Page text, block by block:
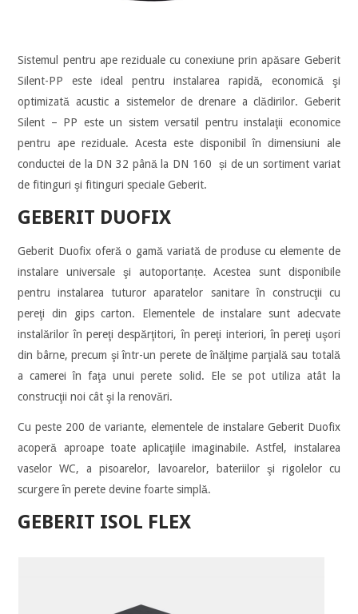
Sistemul pentru ape reziduale cu conexiune prin apăsare Geberit
Silent-PP este ideal pentru instalarea rapidă, economică şi
optimizată acustic a sistemelor de drenare a clădirilor. Geberit
Silent – PP este un sistem versatil pentru instalaţii economice
pentru ape reziduale. Acesta este disponibil în dimensiuni ale
conductei de la DN 32 până la DN 160 și de un sortiment variat
de fitinguri şi fitinguri speciale Geberit.
GEBERIT DUOFIX
Geberit Duofix oferă o gamă variată de produse cu elemente de
instalare universale şi autoportanțe. Acestea sunt disponibile
pentru instalarea tuturor aparatelor sanitare în construcţii cu
pereţi din gips carton. Elementele de instalare sunt adecvate
instalărilor în pereţi despărţitori, în pereţi interiori, în pereţi uşori
din bârne, precum şi într-un perete de înălţime parţială sau totală
a camerei în faţa unui perete solid. Ele se pot utiliza atât la
construcţii noi cât şi la renovări.
Cu peste 200 de variante, elementele de instalare Geberit Duofix
acoperă aproape toate aplicaţiile imaginabile. Astfel, instalarea
vaselor WC, a pisoarelor, lavoarelor, bateriilor şi rigolelor cu
scurgere în perete devine foarte simplă.
GEBERIT ISOL FLEX